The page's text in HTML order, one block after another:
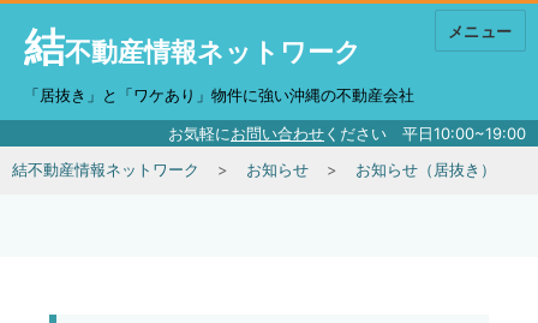
結不動産情報ネットワーク
「居抜き」と「ワケあり」物件に強い沖縄の不動産会社
お気軽にお問い合わせください 平日10:00~19:00
メニュー
結不動産情報ネットワーク お知らせ お知らせ（居抜き）